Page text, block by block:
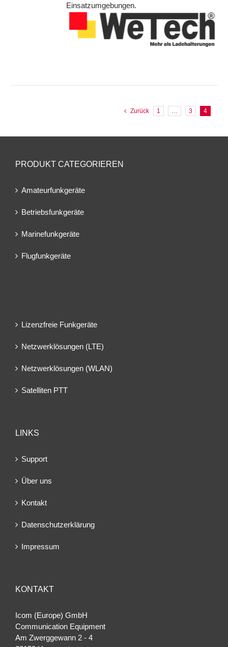
Einsatzumgebungen.
Zurück 1 … 3 4
PRODUKT CATEGORIEREN
Amateurfunkgeräte
Betriebsfunkgeräte
Marinefunkgeräte
Flugfunkgeräte
Lizenzfreie Funkgeräte
Netzwerklösungen (LTE)
Netzwerklösungen (WLAN)
Satelliten PTT
LINKS
Support
Über uns
Kontakt
Datenschutzerklärung
Impressum
KONTAKT
Icom (Europe) GmbH
Communication Equipment
Am Zwerggewann 2 ‐ 4